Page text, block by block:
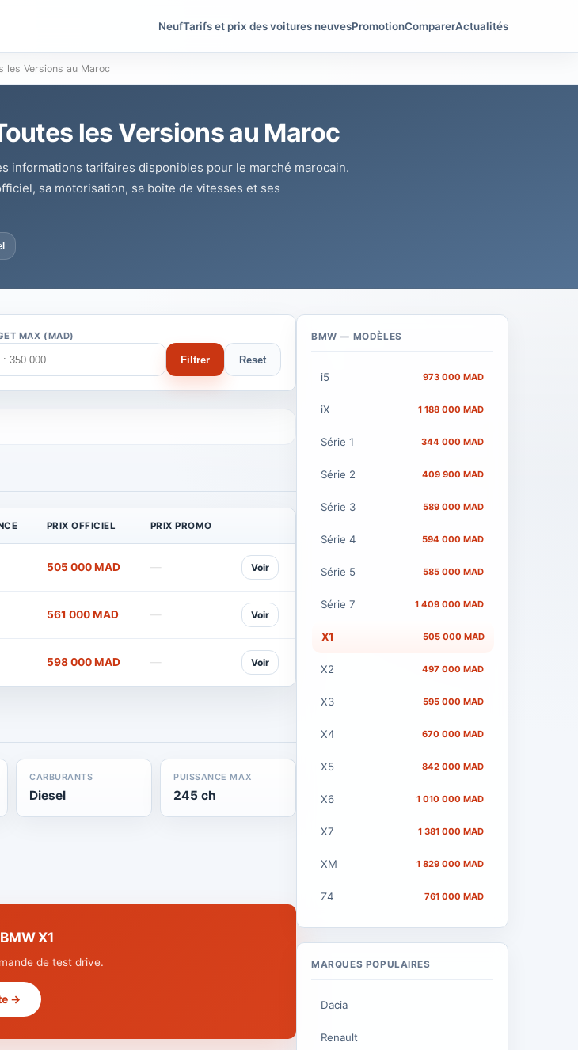
NeufTarifs et prix des voitures neuvesPromotionComparerActualités
les Versions au Maroc
les Versions au Maroc
informations tarifaires disponibles pour le marché marocain.
sa motorisation, sa boîte de vitesses et ses
MAX (MAD)
Filtrer Reset
PRIX OFFICIEL PRIX PROMO
505 000 MAD — Voir
561 000 MAD — Voir
598 000 MAD — Voir
CARBURANTS
Diesel
PUISSANCE MAX
245 ch
X1
de test drive.
→
BMW — MODÈLES
i5 973 000 MAD
iX 1 188 000 MAD
Série 1 344 000 MAD
Série 2 409 900 MAD
Série 3 589 000 MAD
Série 4 594 000 MAD
Série 5 585 000 MAD
Série 7 1 409 000 MAD
X1 505 000 MAD
X2 497 000 MAD
X3 595 000 MAD
X4 670 000 MAD
X5 842 000 MAD
X6 1 010 000 MAD
X7 1 381 000 MAD
XM 1 829 000 MAD
Z4 761 000 MAD
MARQUES POPULAIRES
Dacia
Renault